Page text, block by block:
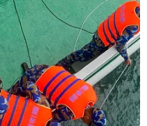
các bộ, ngành, địa
an toàn thực phẩm dịp
năm 2025